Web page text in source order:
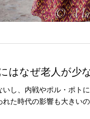
はなぜ老人が少
し、内戦やポル・ポト
た時代の影響も大きいの